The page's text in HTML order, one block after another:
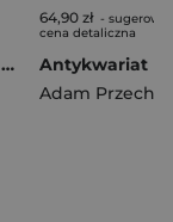
Kościany galeon. Ja, inkwizytor (ilustrowane brzegi)
64,90 zł -
cena detaliczna
Adam